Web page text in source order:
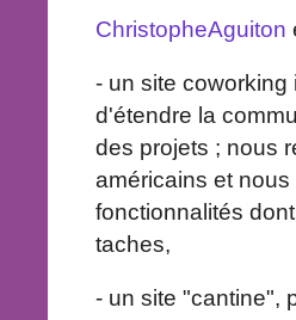
ChristopheAguiton
- un site coworking
d'étendre la
des projets ; nous
américains et
fonctionnalités
taches,
- un site "cantine",